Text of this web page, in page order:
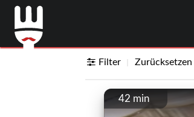
Filter Zurücksetzen
42 min